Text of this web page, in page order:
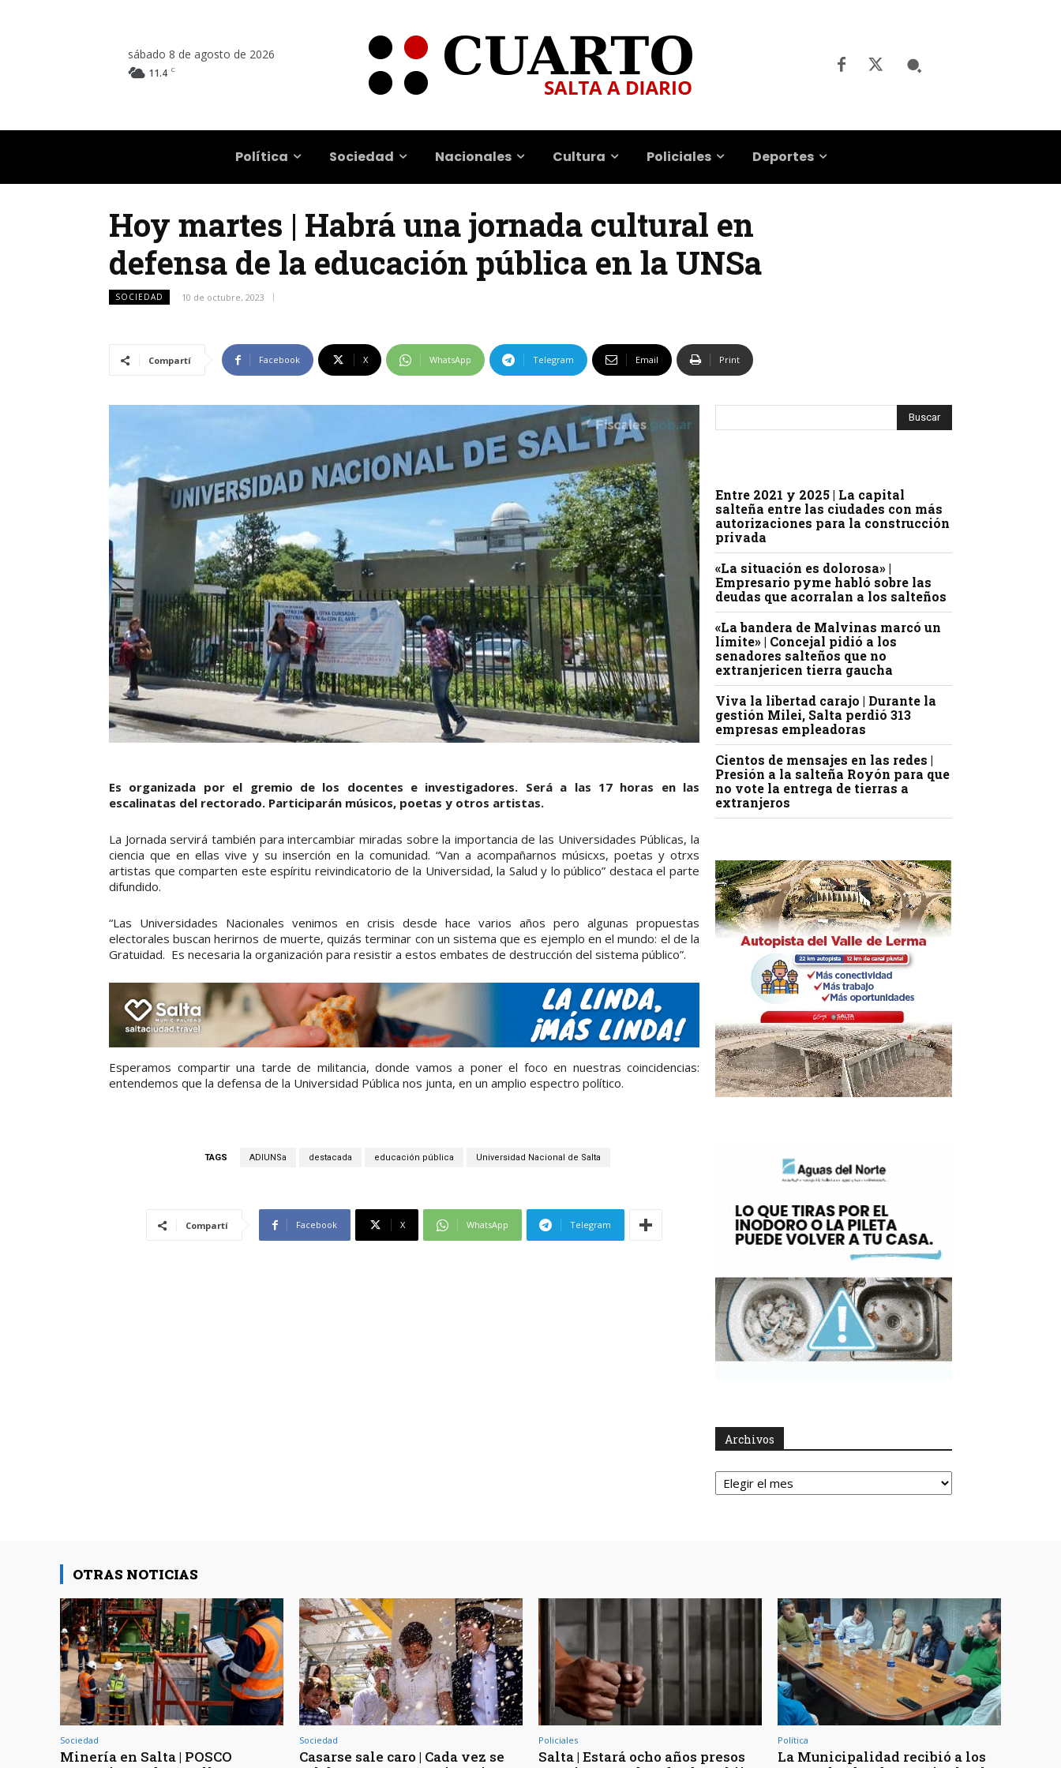
sábado 8 de agosto de 2026
11.4 C
Política Sociedad Nacionales Cultura Policiales Deportes
Hoy martes | Habrá una jornada cultural en
defensa de la educación pública en la UNSa
SOCIEDAD 10 de octubre, 2023
Compartí Facebook X WhatsApp Telegram Email Print
Es organizada por el gremio de los docentes e investigadores. Será a las 17 horas en las
escalinatas del rectorado. Participarán músicos, poetas y otros artistas.
La Jornada servirá también para intercambiar miradas sobre la importancia de las Universidades Públicas, la
ciencia que en ellas vive y su inserción en la comunidad. “Van a acompañarnos músicxs, poetas y otrxs
artistas que comparten este espíritu reivindicatorio de la Universidad, la Salud y lo público” destaca el parte
difundido.
“Las Universidades Nacionales venimos en crisis desde hace varios años pero algunas propuestas
electorales buscan herirnos de muerte, quizás terminar con un sistema que es ejemplo en el mundo: el de la
Gratuidad. Es necesaria la organización para resistir a estos embates de destrucción del sistema público”.
Esperamos compartir una tarde de militancia, donde vamos a poner el foco en nuestras coincidencias:
entendemos que la defensa de la Universidad Pública nos junta, en un amplio espectro político.
TAGS ADIUNSa destacada educación pública Universidad Nacional de Salta
Compartí Facebook X WhatsApp Telegram
Entre 2021 y 2025 | La capital
salteña entre las ciudades con más
autorizaciones para la construcción
privada
«La situación es dolorosa» |
Empresario pyme habló sobre las
deudas que acorralan a los salteños
«La bandera de Malvinas marcó un
límite» | Concejal pidió a los
senadores salteños que no
extranjericen tierra gaucha
Viva la libertad carajo | Durante la
gestión Milei, Salta perdió 313
empresas empleadoras
Cientos de mensajes en las redes |
Presión a la salteña Royón para que
no vote la entrega de tierras a
extranjeros
Archivos
Archivos
OTRAS NOTICIAS
Sociedad
Minería en Salta | POSCO
Sociedad
Casarse sale caro | Cada vez se
Policiales
Salta | Estará ocho años presos
Política
La Municipalidad recibió a los